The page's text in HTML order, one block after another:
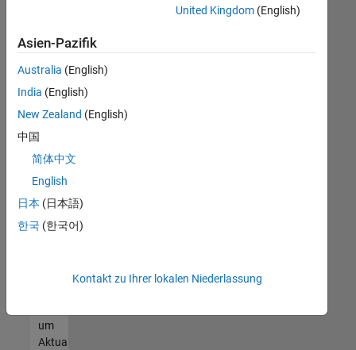
noch
keine
offenen
Stellen
können,
die
Ihren
entsprechen,
werden
unseres
um
Aktualisierungen
United Kingdom(English)
Asien-Pazifik
Australia (English)
India (English)
New Zealand (English)
中国
简体中文
English
日本 (日本語)
한국 (한국어)
Kontakt zu Ihrer lokalen Niederlassung